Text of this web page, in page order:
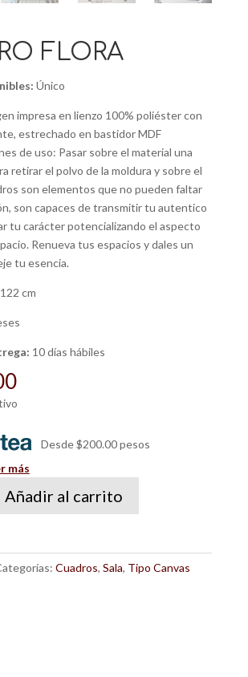
FLORA
Único
impresa en lienzo 100% poliéster con
estrechado en bastidor MDF
de uso: Pasar sobre el material una
retirar el polvo de la moldura y sobre el
son elementos que no pueden faltar
son capaces de transmitir tu autentico
tu carácter potencializando el aspecto
Renueva tus espacios y dales un
tu esencia.
cm
10 días hábiles
Desde $200.00 pesos
más
Añadir al carrito
Cuadros, Sala, Tipo Canvas